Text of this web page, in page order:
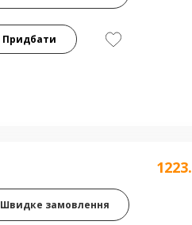
Придбати
Швидке замовлення